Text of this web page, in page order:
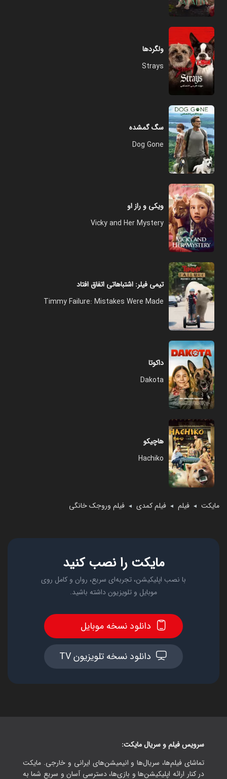
مایکت ◄ فیلم ◄ فیلم کمدی ◄ فیلم وروجک خانگی
ولگردها
Strays
سگ گمشده
Dog Gone
ویکی و راز او
Vicky and Her Mystery
تیمی فیلر: اشتباهاتی اتفاق افتاد
Timmy Failure: Mistakes Were Made
داکوتا
Dakota
هاچیکو
Hachiko
مایکت را نصب کنید
با نصب اپلیکیشن، تجربه‌ای سریع، روان و کامل روی
موبایل و تلویزیون داشته باشید.
دانلود نسخه موبایل
دانلود نسخه تلویزیون TV
سرویس فیلم و سریال مایکت:
تماشای فیلم‌ها، سریال‌ها و انیمیشن‌های ایرانی و خارجی. مایکت
در کنار ارائه اپلیکیشن‌ها و بازی‌ها، دسترسی آسان و سریع شما به